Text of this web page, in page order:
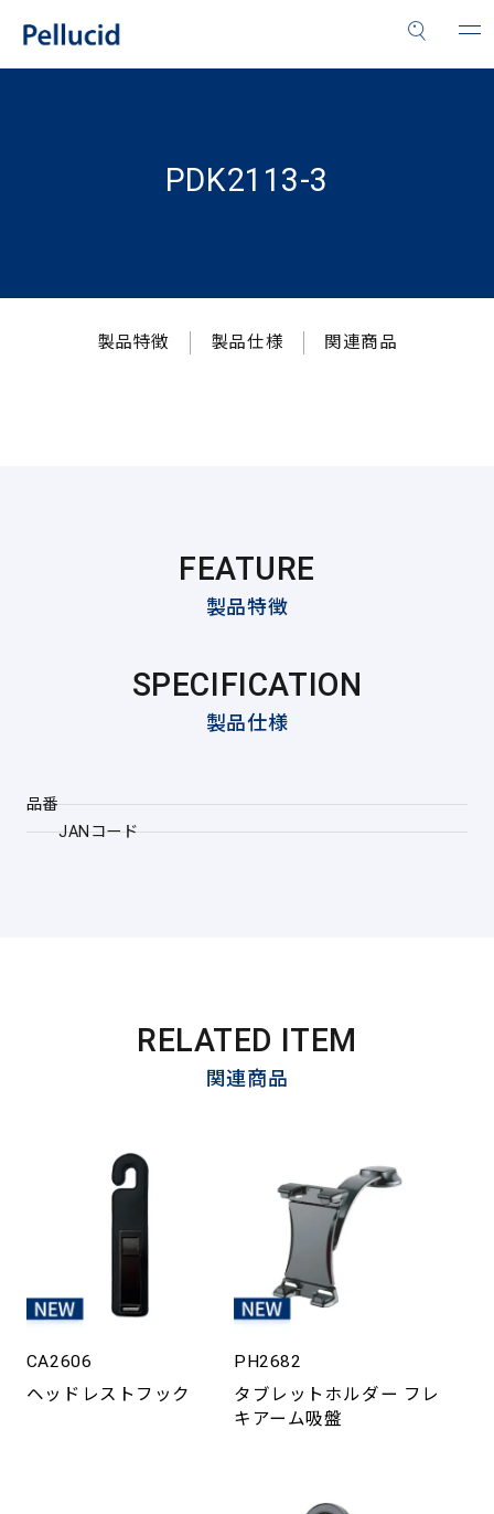
PDK2113-3
製品特徴 製品仕様 関連商品
FEATURE
製品特徴
SPECIFICATION
製品仕様
品番
JANコード
RELATED ITEM
関連商品
CA2606
ヘッドレストフック
PH2682
タブレットホルダー フレ
キアーム吸盤